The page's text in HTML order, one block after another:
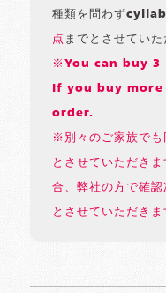
種類を問わず
点 までとさせていた
※You can buy
If you buy
order.
※別々のご家族でも
とさせていただき
合、弊社の方で確
とさせていただき